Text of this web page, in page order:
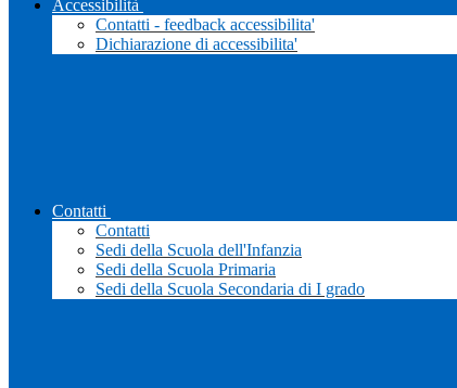
Accessibilità
Contatti - feedback accessibilita'
Dichiarazione di accessibilita'
Contatti
Contatti
Sedi della Scuola dell'Infanzia
Sedi della Scuola Primaria
Sedi della Scuola Secondaria di I grado